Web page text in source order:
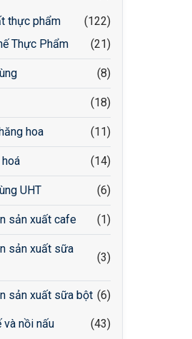
thực phẩm
(122)
Thực Phẩm
(21)
(8)
(18)
hoa (11)
(14)
UHT (6)
sản xuất cafe (1)
sản xuất sữa
(3)
sản xuất sữa bột (6)
và nồi nấu
(43)